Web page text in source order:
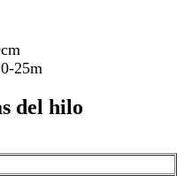
25m
del hilo